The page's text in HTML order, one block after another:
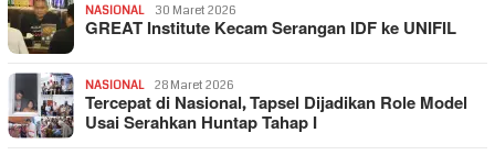
NASIONAL 30 Maret 2026
GREAT Institute Kecam Serangan IDF ke UNIFIL
NASIONAL 28 Maret 2026
Tercepat di Nasional, Tapsel Dijadikan Role Model
Usai Serahkan Huntap Tahap I